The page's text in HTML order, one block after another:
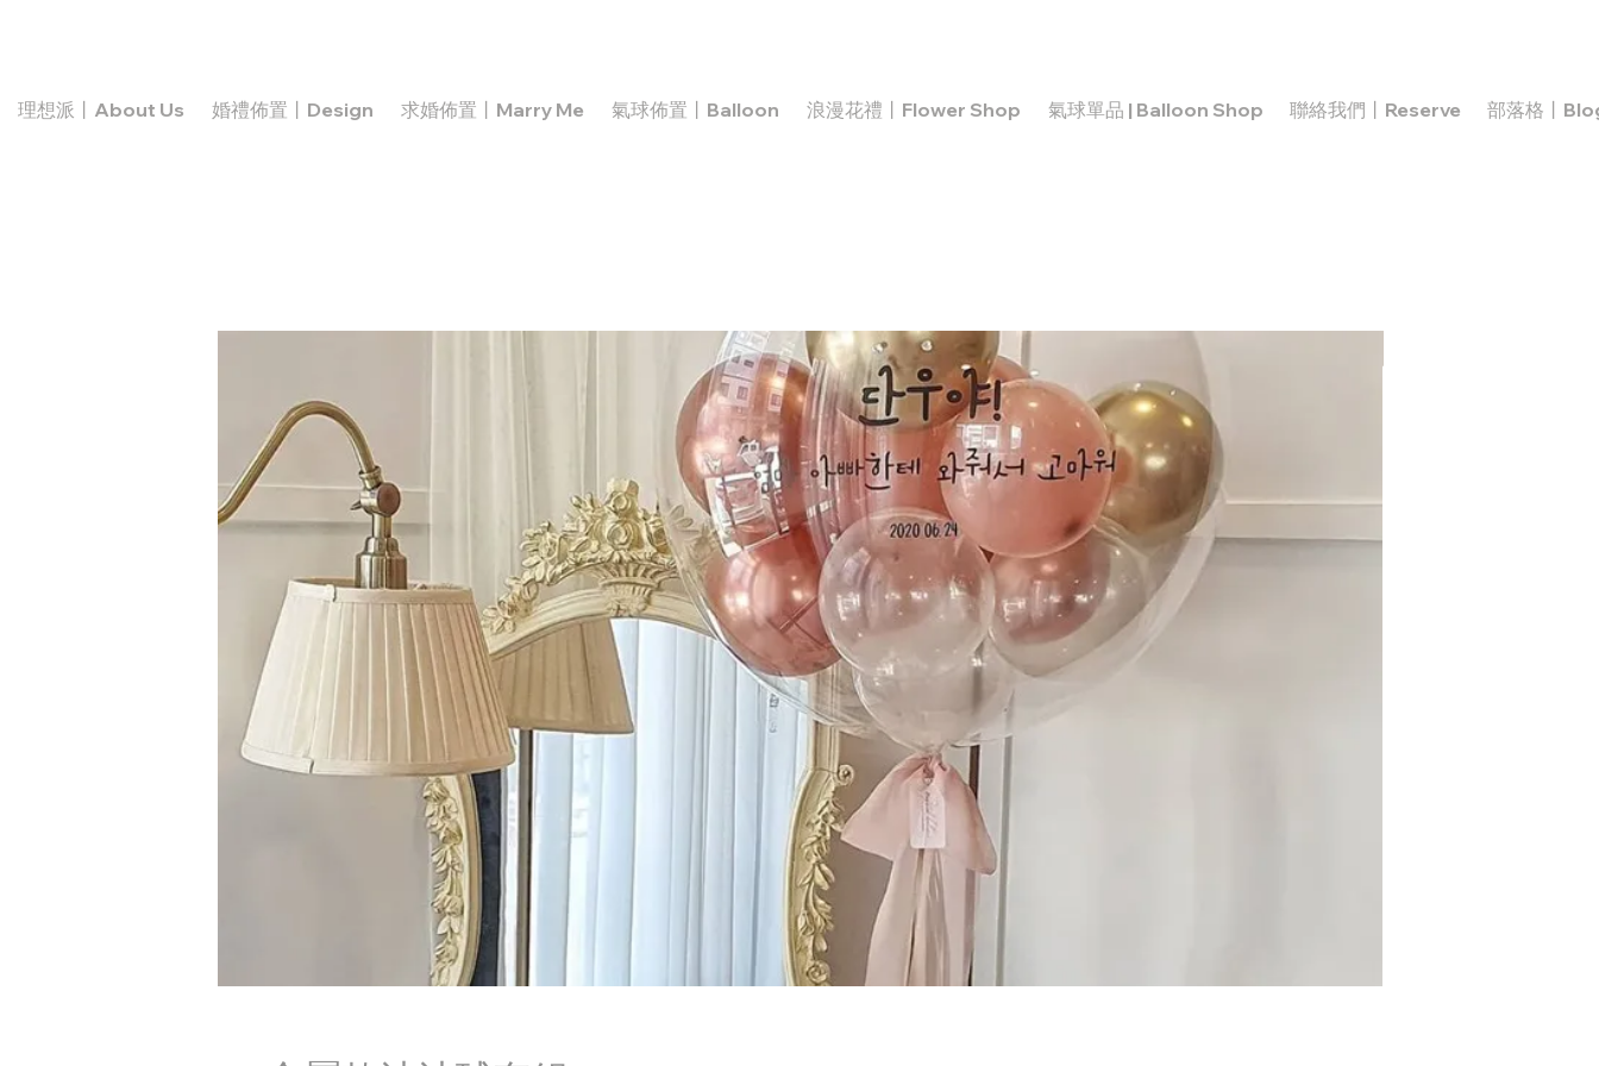
理想派丨About Us 婚禮佈置丨Design 求婚佈置丨Marry Me 氣球佈置丨Balloon 浪漫花禮丨Flower Shop 氣球單品 | Balloon Shop 聯絡我們丨Reserve 部落格丨